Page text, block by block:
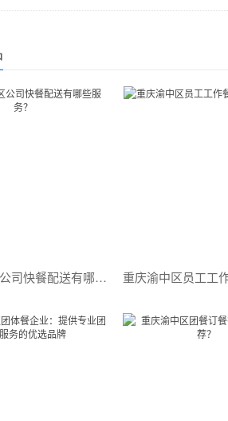
重庆渝中区公司快餐配送有哪些服务？